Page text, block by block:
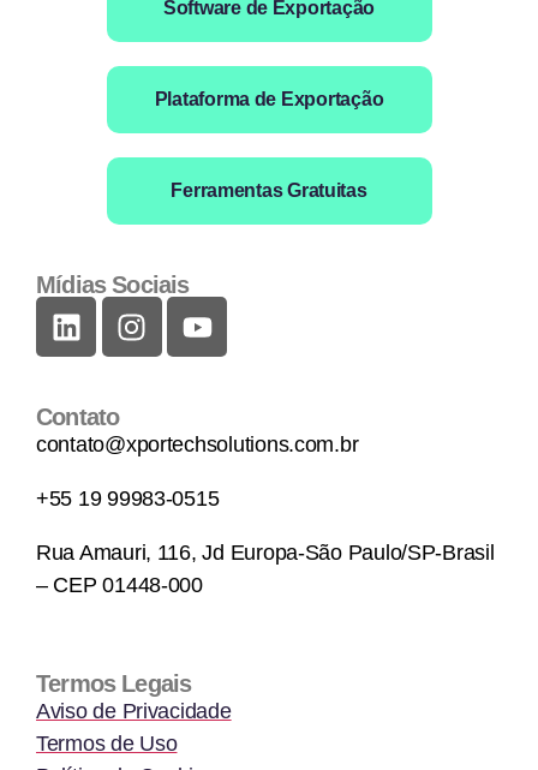
Software de Exportação
Plataforma de Exportação
Ferramentas Gratuitas
Mídias Sociais
Contato
contato@xportechsolutions.com.br
+55 19 99983-0515
Rua Amauri, 116, Jd Europa-São Paulo/SP-Brasil
– CEP 01448-000
Termos Legais
Aviso de Privacidade
Termos de Uso